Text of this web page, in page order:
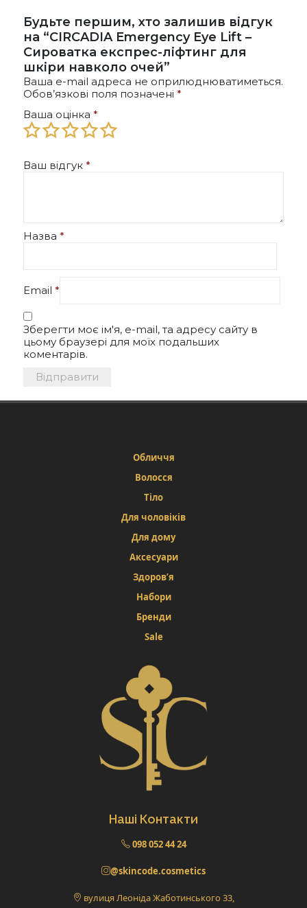
товару
Будьте першим, хто залишив відгук
на “CIRCADIA Emergency Eye Lift –
Сироватка експрес-ліфтинг для
шкіри навколо очей”
Ваша e-mail адреса не оприлюднюватиметься.
Обов’язкові поля позначені *
Ваша оцінка *
Ваш відгук *
Назва *
Email *
Зберегти моє ім'я, e-mail, та адресу сайту в
цьому браузері для моїх подальших
коментарів.
Обличчя
Волосся
Тіло
Для чоловіків
Для дому
Аксесуари
Здоров’я
Набори
Бренди
Sale
Наші Контакти
098 052 44 24
@skincode.cosmetics
вулиця Леоніда Жаботинського 33,